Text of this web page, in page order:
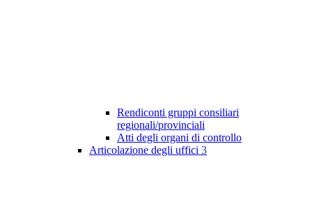
Rendiconti gruppi consiliari
regionali/provinciali
Atti degli organi di controllo
Articolazione degli uffici 3